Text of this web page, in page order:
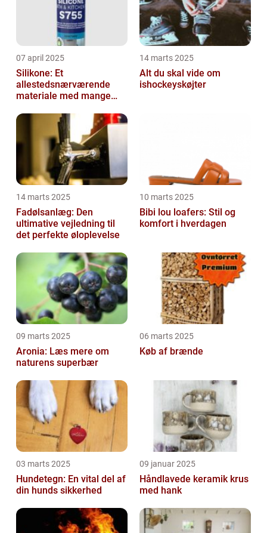
07 april 2025
Silikone: Et
allestedsnærværende
materiale med mange
14 marts 2025
Alt du skal vide om
ishockeyskøjter
14 marts 2025
Fadølsanlæg: Den
ultimative vejledning til
det perfekte øloplevelse
10 marts 2025
Bibi lou loafers: Stil og
komfort i hverdagen
09 marts 2025
Aronia: Læs mere om
naturens superbær
06 marts 2025
Køb af brænde
03 marts 2025
Hundetegn: En vital del af
din hunds sikkerhed
09 januar 2025
Håndlavede keramik krus
med hank